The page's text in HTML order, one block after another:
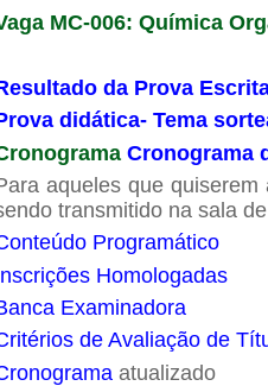
MC-006: Química
da Prova
didática- Tema
Cronograma
aqueles que
transmitido na sala
Programático
Homologadas
Examinadora
de Avaliação de
atualizado